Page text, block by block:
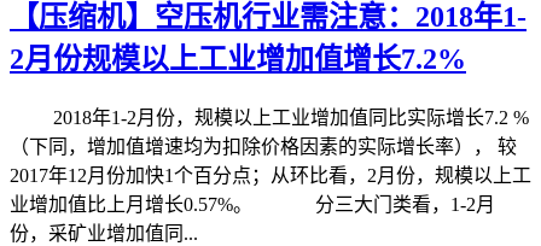
【压缩机】空压机行业需注意：2018年1-
2月份规模以上工业增加值增长7.2%
2018年1-2月份，规模以上工业增加值同比实际增长7.2 %
（下同，增加值增速均为扣除价格因素的实际增长率）， 较
2017年12月份加快1个百分点；从环比看，2月份，规模以上工
业增加值比上月增长0.57%。 分三大门类看，1-2月
份，采矿业增加值同...